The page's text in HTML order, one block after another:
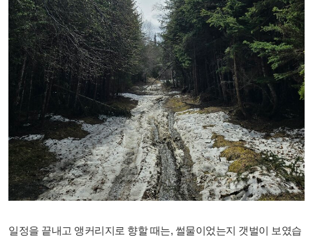
일정을 끝내고 앵커리지로 향할 때는, 썰물이었는지 갯벌이 보였습